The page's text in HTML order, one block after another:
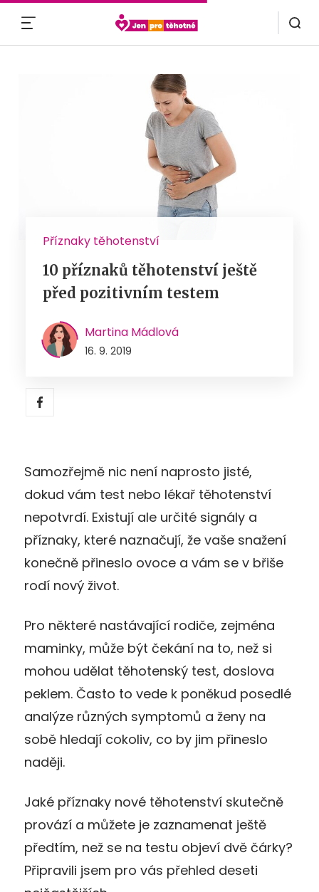
Příznaky těhotenství
10 příznaků těhotenství ještě
před pozitivním testem
Martina Mádlová
16. 9. 2019
Samozřejmě nic není naprosto jisté,
dokud vám test nebo lékař těhotenství
nepotvrdí. Existují ale určité signály a
příznaky, které naznačují, že vaše snažení
konečně přineslo ovoce a vám se v břiše
rodí nový život.
Pro některé nastávající rodiče, zejména
maminky, může být čekání na to, než si
mohou udělat těhotenský test, doslova
peklem. Často to vede k poněkud posedlé
analýze různých symptomů a ženy na
sobě hledají cokoliv, co by jim přineslo
naději.
Jaké příznaky nové těhotenství skutečně
provází a můžete je zaznamenat ještě
předtím, než se na testu objeví dvě čárky?
Připravili jsem pro vás přehled deseti